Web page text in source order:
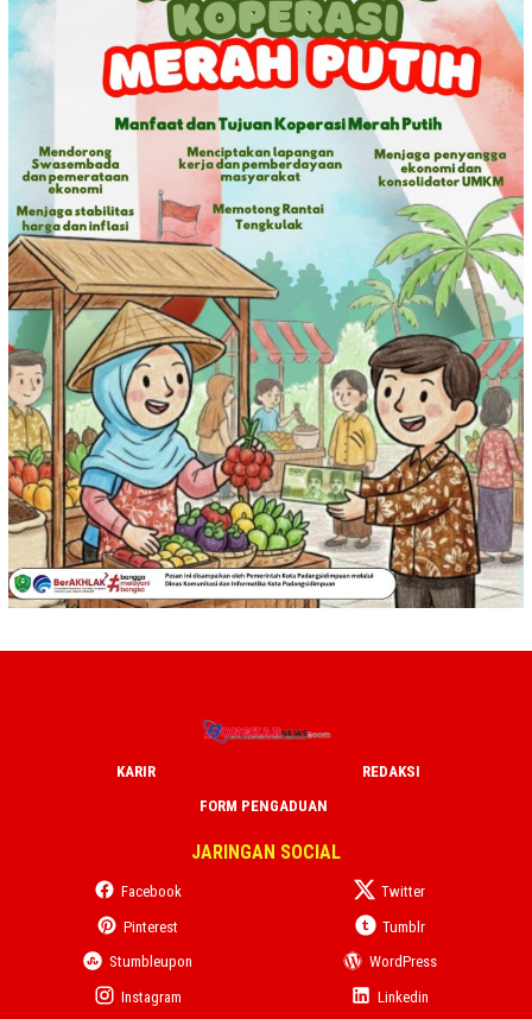
KARIR
REDAKSI
FORM PENGADUAN
JARINGAN SOCIAL
Facebook
Twitter
Pinterest
Tumblr
Stumbleupon
WordPress
Instagram
Linkedin